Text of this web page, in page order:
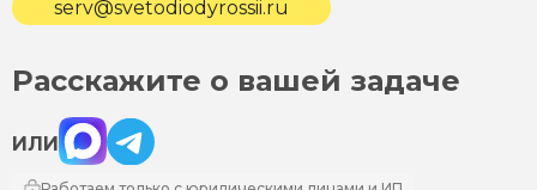
serv@svetodiodyrossii.ru
Расскажите о вашей задаче
ИЛИ
Max Telegram